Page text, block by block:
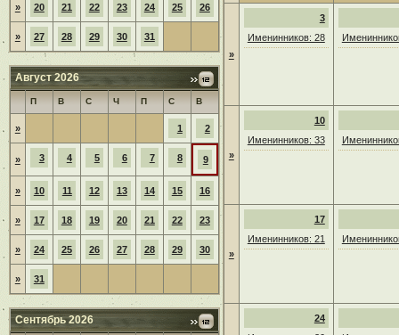
» 20 21 22 23 24 25 26
» 27 28 29 30 31
Август 2026
П В С Ч П С В
» 1 2
» 3 4 5 6 7 8 9
» 10 11 12 13 14 15 16
» 17 18 19 20 21 22 23
» 24 25 26 27 28 29 30
» 31
Сентябрь 2026
»
3
Именинников: 28
»
10
Именинников: 33
»
17
Именинников: 21
24